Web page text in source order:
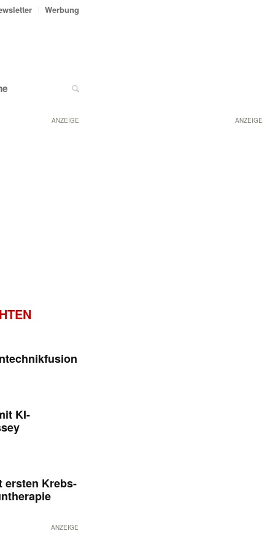
ANZEIGE
Werbung
ANZEIGE
KI-
ersten Krebs-
ANZEIGE